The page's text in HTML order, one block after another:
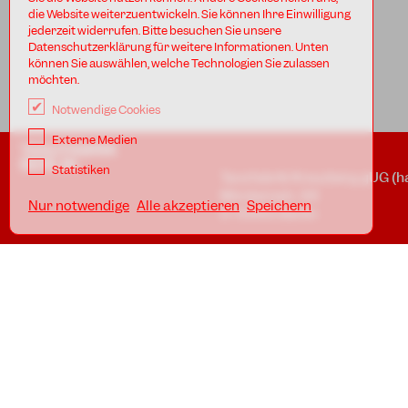
TANZFABRIK
BERLIN
Tanzfabrik Kreuzberg gUG
Möckernstr. 68
D-10965 Berlin
die Website weiterzuentwickeln. Sie können Ihre Einwilligung
jederzeit widerrufen. Bitte besuchen Sie unsere
Datenschutzerklärung für weitere Informationen. Unten
können Sie auswählen, welche Technologien Sie zulassen
möchten.
Notwendige Cookies
Externe Medien
Statistiken
Nur notwendige Alle akzeptieren Speichern